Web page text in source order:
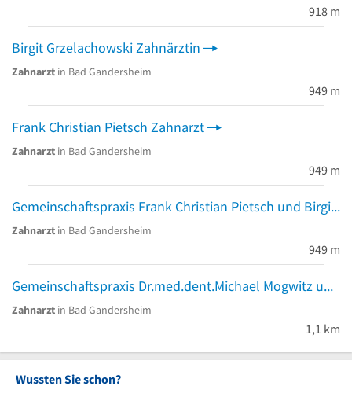
918 m
Birgit Grzelachowski Zahnärztin
Zahnarzt in Bad Gandersheim
949 m
Frank Christian Pietsch Zahnarzt
Zahnarzt in Bad Gandersheim
949 m
Gemeinschaftspraxis Frank Christian Pietsch und Birgit Grzelachowski
Zahnarzt in Bad Gandersheim
949 m
Gemeinschaftspraxis Dr.med.dent.Michael Mogwitz und Iris Simon
Zahnarzt in Bad Gandersheim
1,1 km
Wussten Sie schon?